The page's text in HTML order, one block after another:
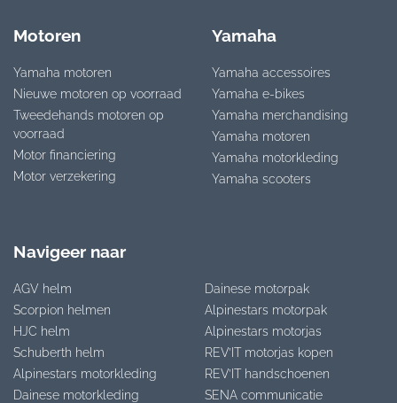
Motoren
Yamaha motoren
Nieuwe motoren op voorraad
Tweedehands motoren op
voorraad
Motor financiering
Motor verzekering
Yamaha
Yamaha accessoires
Yamaha e-bikes
Yamaha merchandising
Yamaha motoren
Yamaha motorkleding
Yamaha scooters
Navigeer naar
AGV helm
Scorpion helmen
HJC helm
Schuberth helm
Alpinestars motorkleding
Dainese motorkleding
Dainese motorpak
Alpinestars motorpak
Alpinestars motorjas
REV’IT motorjas kopen
REV’IT handschoenen
SENA communicatie